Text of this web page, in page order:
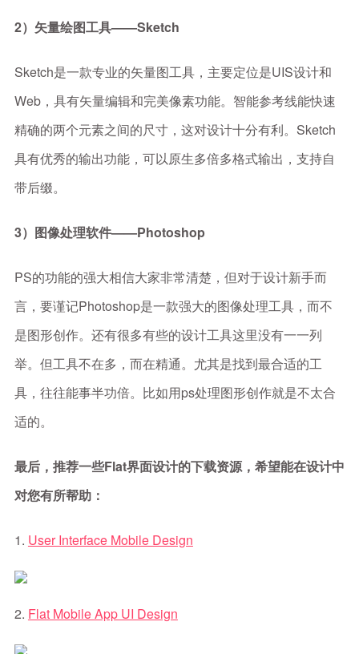
2）矢量绘图工具——Sketch
Sketch是一款专业的矢量图工具，主要定位是UIS设计和
Web，具有矢量编辑和完美像素功能。智能参考线能快速
精确的两个元素之间的尺寸，这对设计十分有利。Sketch
具有优秀的输出功能，可以原生多倍多格式输出，支持自
带后缀。
3）图像处理软件——Photoshop
PS的功能的强大相信大家非常清楚，但对于设计新手而
言，要谨记Photoshop是一款强大的图像处理工具，而不
是图形创作。还有很多有些的设计工具这里没有一一列
举。但工具不在多，而在精通。尤其是找到最合适的工
具，往往能事半功倍。比如用ps处理图形创作就是不太合
适的。
最后，推荐一些Flat界面设计的下载资源，希望能在设计中
对您有所帮助：
1. User Interface Mobile Design
2. Flat Mobile App UI Design